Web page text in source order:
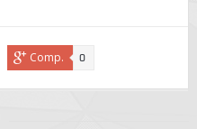
Comp. 0